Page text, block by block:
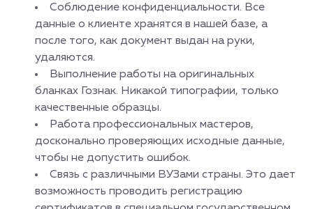
Соблюдение конфиденциальности. Все
данные о клиенте хранятся в нашей базе, а
после того, как документ выдан на руки,
удаляются.
Выполнение работы на оригинальных
бланках Гознак. Никакой типографии, только
качественные образцы.
Работа профессиональных мастеров,
досконально проверяющих исходные данные,
чтобы не допустить ошибок.
Связь с различными ВУЗами страны. Это дает
возможность проводить регистрацию